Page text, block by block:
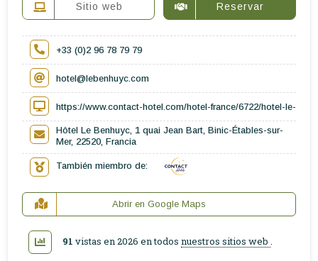
Sitio web Reservar
+33 (0)2 96 78 79 79
hotel@lebenhuyc.com
https://www.contact-hotel.com/hotel-france/6722/hotel-le-
Hôtel Le Benhuyc, 1 quai Jean Bart, Binic-Étables-sur-
Mer, 22520, Francia
También miembro de:
Abrir en Google Maps
91 vistas en 2026 en todos nuestros sitios web